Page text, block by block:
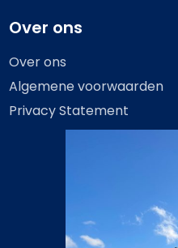
Over ons
Over ons
Algemene voorwaarden
Privacy Statement